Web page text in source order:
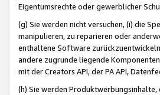
Eigentumsrechte oder gewerblicher
(g) Sie werden nicht versuchen, (i) die
manipulieren, zu reparieren oder
enthaltene Software
andere zugrunde liegende
mit der Creators API, der PA API,
(h) Sie werden Produktwerbungsinhalte,